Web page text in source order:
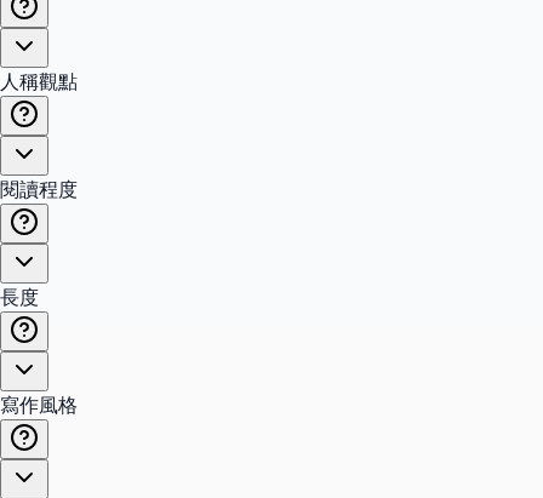
人稱觀點
閱讀程度
長度
寫作風格